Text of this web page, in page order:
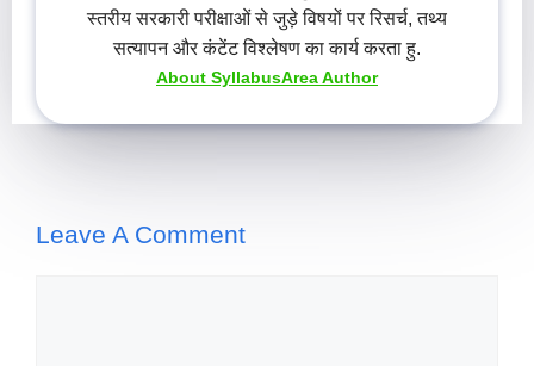
स्तरीय सरकारी परीक्षाओं से जुड़े विषयों पर रिसर्च, तथ्य
सत्यापन और कंटेंट विश्लेषण का कार्य करता हु.
About SyllabusArea Author
Leave A Comment